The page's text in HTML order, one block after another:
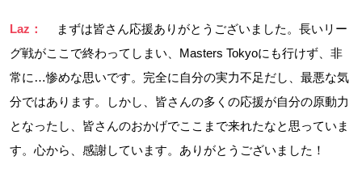
Laz：
まずは皆さん応援ありがとうございました。長いリー
グ戦がここで終わってしまい、Masters Tokyoにも行けず、非
常に…惨めな思いです。完全に自分の実力不足だし、最悪な気
分ではあります。しかし、皆さんの多くの応援が自分の原動力
となったし、皆さんのおかげでここまで来れたなと思っていま
す。心から、感謝しています。ありがとうございました！